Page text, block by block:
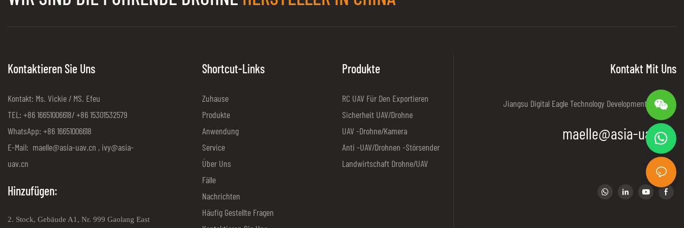
Kontaktieren Sie Uns
Kontakt: Ms. Vickie / MS. Efeu
TEL: +86 16651006618/ +86 15301532579
WhatsApp: +86 16651006618
E-Mail: maelle@asia-uav.cn , ivy@asia-
uav.cn
Hinzufügen:
2. Stock, Gebäude A1, Nr. 999 Gaolang East
Shortcut-Links
Zuhause
Produkte
Anwendung
Service
Über Uns
Fälle
Nachrichten
Häufig Gestellte Fragen
Produkte
RC UAV Für Den Exportieren
Sicherheit UAV/Drohne
UAV -Drohne/Kamera
Anti -UAV/Drohnen -Störsender
Landwirtschaft Drohne/UAV
Kontakt Mit Uns
Jiangsu Digital Eagle Technology Development Co., Ltd.
maelle@asia-uav.cn